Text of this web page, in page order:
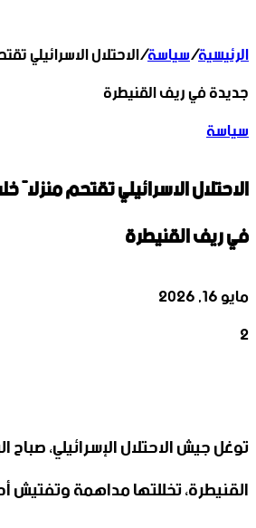
الرئيسية/سياسة/الاحتلال الاسرائيلي
جديدة في ريف القنيطرة
سياسة
الاحتلال الاسرائيلي تقتحم منزلاً
في ريف القنيطرة
مايو 16, 2026
2
توغل جيش الاحتلال الإسرائيلي،
القنيطرة، تخللتها مداهمة وتفتيش